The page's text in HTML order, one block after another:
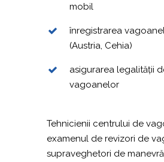
mobil
înregistrarea
(Austria, Cehia)
asigurarea legalității
vagoanelor
Tehnicienii centrului de
examenul de revizori de
supraveghetori de